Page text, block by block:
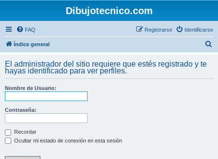
Dibujotecnico.com
FAQ Identificarse
Registrarse
Índice general
c
El administrador del sitio requiere que estés registrado y te
hayas identificado para ver perfiles.
Nombre de Usuario:
Contraseña:
Recordar
Ocultar mi estado de conexión en esta sesión